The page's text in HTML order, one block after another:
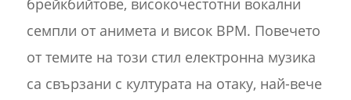
брейкбийтове, високочестотни вокални
семпли от анимета и висок BPM. Повечето
от темите на този стил електронна музика
са свързани с културата на отаку, най-вече